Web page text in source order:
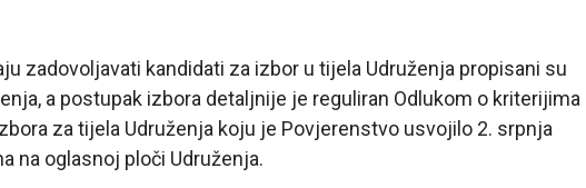
zadovoljavati kandidati za izbor u tijela Udruženja propisani su
a postupak izbora detaljnije je reguliran Odlukom o kriterijima
za tijela Udruženja koju je Povjerenstvo usvojilo 2. srpnja
na oglasnoj ploči Udruženja.